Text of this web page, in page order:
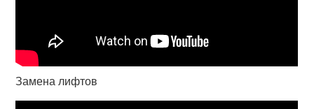
Замена лифтов